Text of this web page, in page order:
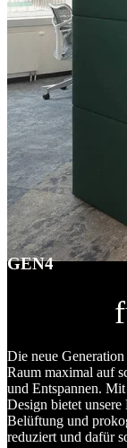
GEN4
Die neue
Raum maximal auf
und Entspannen.
Design bietet
Belüftung und
reduziert und dafür